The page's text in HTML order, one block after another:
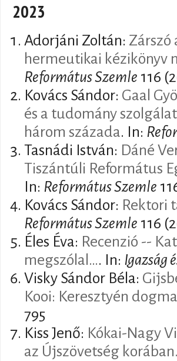
2023
Adorjáni Zoltán: Zárszó
hermeutikai kézikönyv
Református Szemle 116
Kovács Sándor: Gaal
és a tudomány
három százada. In:
Tasnádi István: Dáné
Tiszántúli Református
In: Református Szemle
Kovács Sándor: Rektori
Református Szemle 116
Éles Éva: Recenzió --
megszólal…. In: Igazság
Visky Sándor Béla:
Kooi: Keresztyén
795
Kiss Jenő: Kókai-Nagy
az Újszövetség